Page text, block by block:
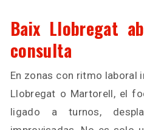
Baix Llobregat
consulta
En zonas con ritmo laboral
Llobregat o Martorell, el
ligado a turnos,